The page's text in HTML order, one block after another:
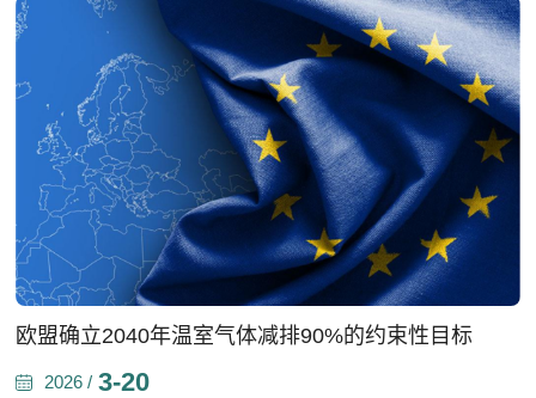
欧盟确立2040年温室气体减排90%的约束性目标
2026 / 3-20